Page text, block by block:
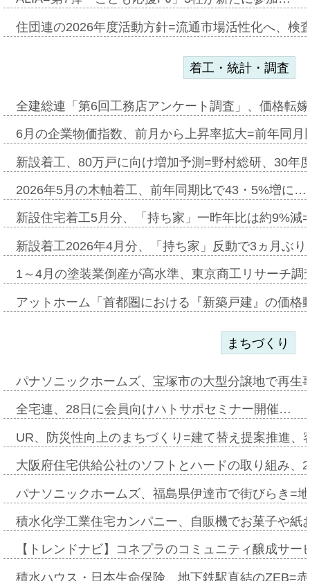
住団連の2026年度活動方針=流通市場活性化へ、検
着工・統計・調査
全建総連「第6回工務店アンケート調査」、価格転
6月の企業物価指数、前月から上昇率拡大=前年同
新設着工、80万戸に向け増加予測=野村総研、30年
2026年5月の木軸着工、前年同期比で43・5%増に…
新設住宅着工5月分、「持ち家」一昨年比は約9%
新設着工2026年4月分、「持ち家」反動で3ヵ月ぶ
1～4月の塗装業倒産が高水準、東京商工リサーチ
アットホーム「首都圏における『新築戸建』の価
まちづくり
パナソニックホームズ、宝塚市の大型分譲地で再
全宅連、28日に会員向けハトサポセミナー開催…
UR、防災性向上のまちづくり=建て替え提案推進
大阪府住宅供給公社のソフトとハードの取り組み
パナソニックホームズ、福島県伊達市で街びらき=
積水化学工業住宅カンパニー、自販機でお菓子や
【トレンドナビ】コネプラのコミュニティ醸成サ
積水ハウス・日本生命保険、地下鉄駅直結のZEB=